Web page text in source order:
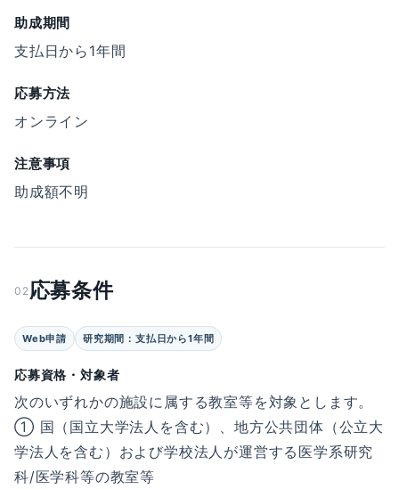
助成期間
支払日から1年間
応募方法
オンライン
注意事項
助成額不明
02 応募条件
Web申請 研究期間：支払日から1年間
応募資格・対象者
次のいずれかの施設に属する教室等を対象とします。
① 国（国立大学法人を含む）、地方公共団体（公立大
学法人を含む）および学校法人が運営する医学系研究
科/医学科等の教室等